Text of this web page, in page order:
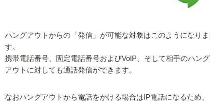
ハングアウトからの「発信」が可能な対象はこのようになりま
す。
携帯電話番号、固定電話番号およびVoIP、そして相手のハング
アウトに対しても通話発信ができます。
なおハングアウトから電話をかける場合はIP電話になるため、